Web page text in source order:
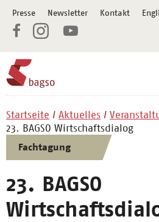
Presse Newsletter Kontakt
Startseite Aktuelles
23. BAGSO Wirtschaftsdialog
Fachtagung
23. BAGSO